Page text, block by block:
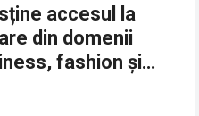
accesul la
din domenii
fashion și